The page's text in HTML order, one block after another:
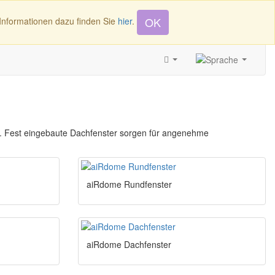
eingebaute Dachfenster sorgen für angenehme
aiRdome Rundfenster
aiRdome Dachfenster
dazu finden Sie hier. OK